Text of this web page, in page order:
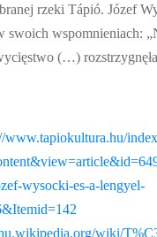
rzeki Tápió. Józef
swoich wspomnieniach:
(…)
www.tapiokultura.hu/
wysocki-es-a-lengyel-
wiki/